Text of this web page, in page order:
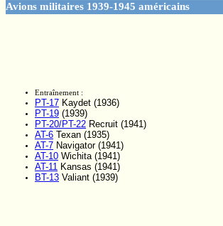
Avions militaires 1939-1945 américains
Entraînement :
PT-17 Kaydet (1936)
PT-19 (1939)
PT-20/PT-22 Recruit (1941)
AT-6 Texan (1935)
AT-7 Navigator (1941)
AT-10 Wichita (1941)
AT-11 Kansas (1941)
BT-13 Valiant (1939)